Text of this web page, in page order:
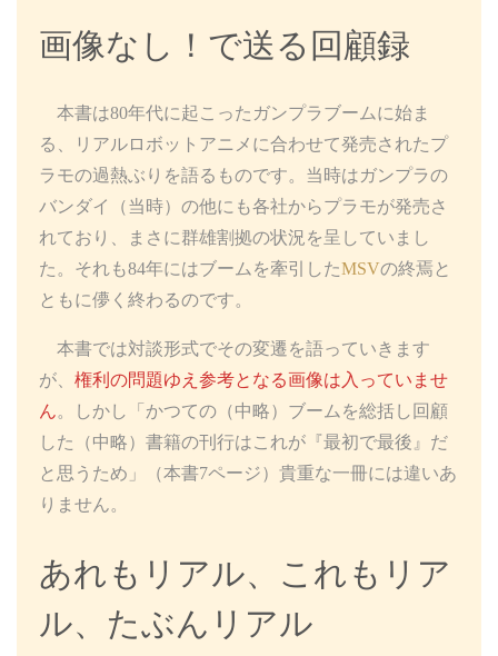
画像なし！で送る回顧録
本書は80年代に起こったガンプラブームに始ま
る、リアルロボットアニメに合わせて発売されたプ
ラモの過熱ぶりを語るものです。当時はガンプラの
バンダイ（当時）の他にも各社からプラモが発売さ
れており、まさに群雄割拠の状況を呈していまし
た。それも84年にはブームを牽引したMSVの終焉と
ともに儚く終わるのです。
本書では対談形式でその変遷を語っていきます
が、 権利の問題ゆえ参考となる画像は入っていませ
ん。しかし「かつての（中略）ブームを総括し回顧
した（中略）書籍の刊行はこれが『最初で最後』だ
と思うため」（本書7ページ）貴重な一冊には違いあ
りません。
あれもリアル、これもリア
ル、たぶんリアル